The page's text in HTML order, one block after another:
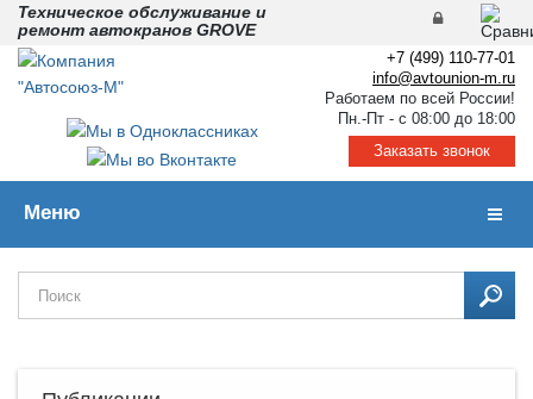
Техническое обслуживание и
ремонт автокранов GROVE
+7 (499) 110-77-01
info@avtounion-m.ru
Работаем по всей России!
Пн.-Пт - с 08:00 до 18:00
Заказать звонок
Меню